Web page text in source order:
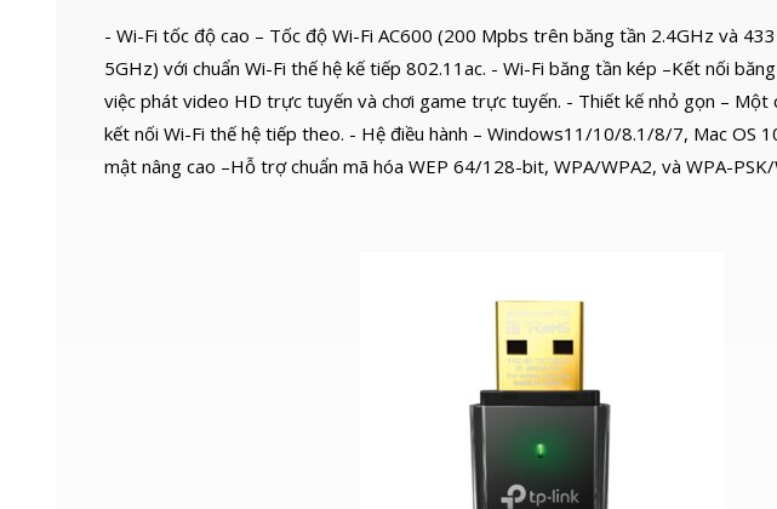
- Wi-Fi tốc độ cao – Tốc độ Wi-Fi AC600 (200 Mpbs trên băng tần 2.4GHz và
5GHz) với chuẩn Wi-Fi thế hệ kế tiếp 802.11ac. - Wi-Fi băng tần kép –Kết nối
việc phát video HD trực tuyến và chơi game trực tuyến. - Thiết kế nhỏ gọn – Một
kết nối Wi-Fi thế hệ tiếp theo. - Hệ điều hành – Windows11/10/8.1/8/7, Mac OS
mật nâng cao –Hỗ trợ chuẩn mã hóa WEP 64/128-bit, WPA/WPA2, và WPA-PSK/